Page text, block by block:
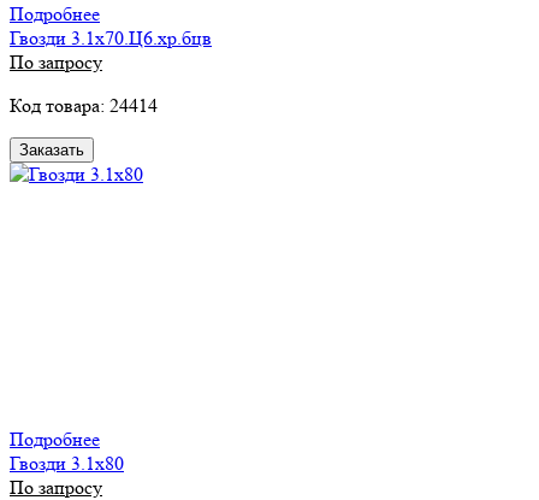
Подробнее
Гвозди 3.1х70.Ц6.хр.бцв
По запросу
Код товара: 24414
Заказать
Подробнее
Гвозди 3.1х80
По запросу